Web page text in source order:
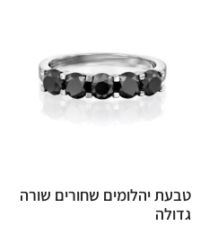
טבעת יהלומים שחורים שורה
גדולה